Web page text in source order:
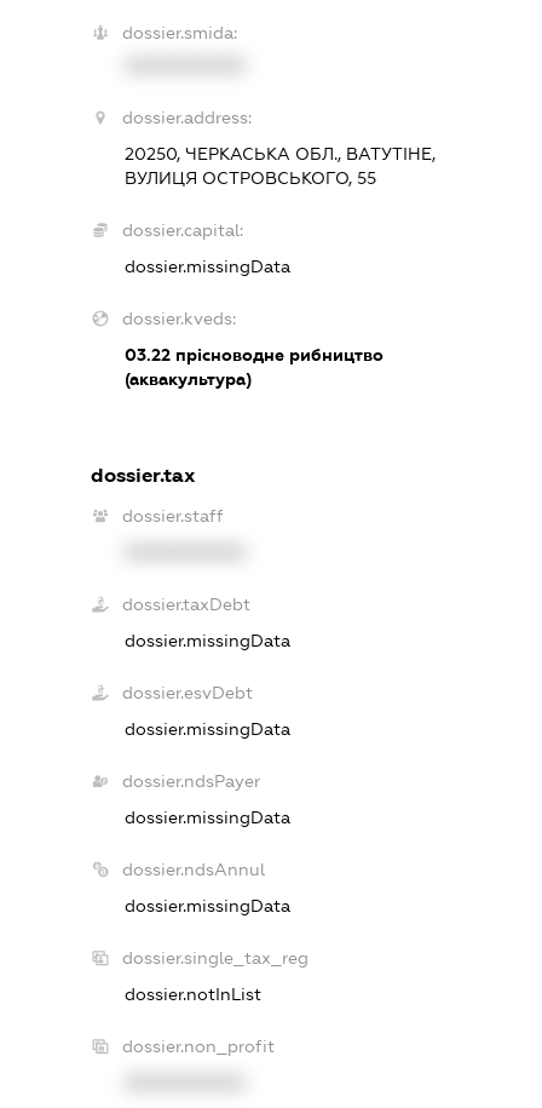
dossier.smida:
dossier.address:
20250, ЧЕРКАСЬКА ОБЛ., ВАТУТІНЕ,
ВУЛИЦЯ ОСТРОВСЬКОГО, 55
dossier.capital:
dossier.missingData
dossier.kveds:
03.22прісноводне рибництво
(аквакультура)
dossier.tax
dossier.staff
dossier.taxDebt
dossier.missingData
dossier.esvDebt
dossier.missingData
dossier.ndsPayer
dossier.missingData
dossier.ndsAnnul
dossier.missingData
dossier.single_tax_reg
dossier.notInList
dossier.non_profit